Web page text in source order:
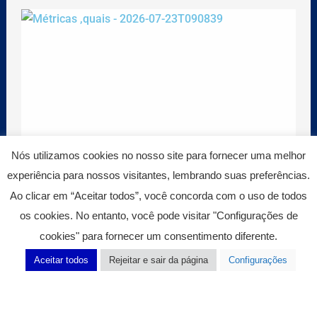
EcoVadis, IKUS e SMETA: como
transformar ESG em evidências reais.
3 de agosto de 2026
Nós utilizamos cookies no nosso site para fornecer uma melhor
experiência para nossos visitantes, lembrando suas preferências.
Ao clicar em “Aceitar todos”, você concorda com o uso de todos
os cookies. No entanto, você pode visitar "Configurações de
cookies" para fornecer um consentimento diferente.
Aceitar todos Rejeitar e sair da página Configurações